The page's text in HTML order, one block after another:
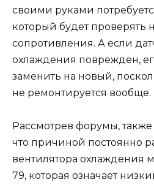
своими руками
который будет проверять
сопротивления. А если
охлаждения повреждён,
заменить на новый,
не ремонтируется вообще.
Рассмотрев форумы,
что причиной постоянно
вентилятора охлаждения
79, которая означает